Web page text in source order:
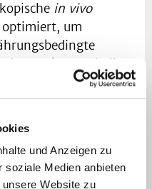
und Anzeigen zu
soziale Medien anbieten
Website zu
in vivo
um
die durch
Prozesse agieren,
die Mechanismen
frühen Entwicklung